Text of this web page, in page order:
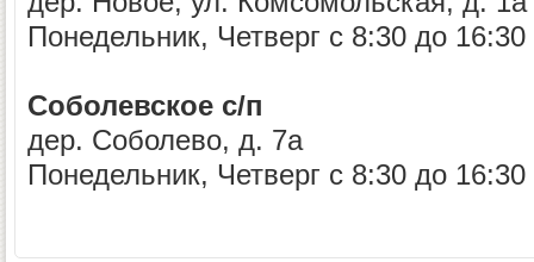
Понедельник, Четверг с 8:30 до 16:30
Соболевское с/п
дер. Соболево, д. 7а
Понедельник, Четверг с 8:30 до 16:30